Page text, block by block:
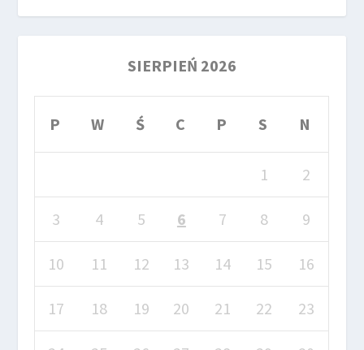
SIERPIEŃ 2026
P W Ś C P S N
1 2
3 4 5 6 7 8 9
10 11 12 13 14 15 16
17 18 19 20 21 22 23